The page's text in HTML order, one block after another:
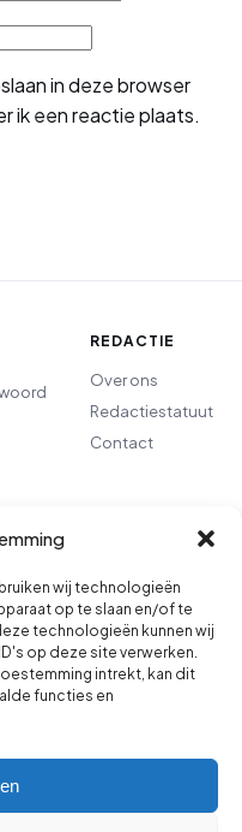
wij technologieën
op te slaan en/of te
technologieën kunnen wij
op deze site verwerken.
intrekt, kan dit
functies en
in deze browser
ik een reactie plaats.
REDACTIE
Over ons
Redactiestatuut
Contact